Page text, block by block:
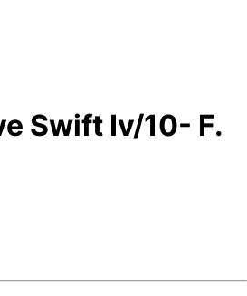
Swift Iv/10- F.